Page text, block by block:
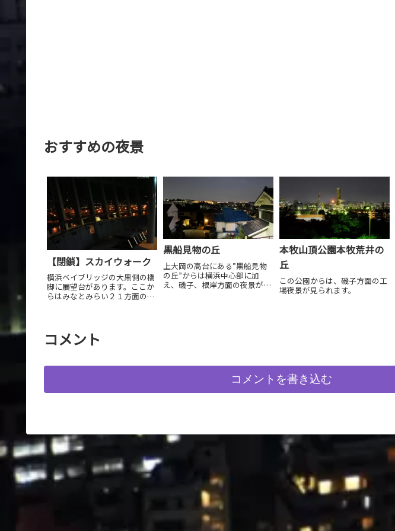
おすすめの夜景
【閉鎖】スカイウォーク
横浜ベイブリッジの大黒側の橋
脚に展望台があります。ここか
らはみなとみらい２１方面の夜
黒船見物の丘
上大岡の高台にある”黒船見物
の丘”からは横浜中心部に加
え、磯子、根岸方面の夜景が見
本牧山頂公園本牧荒井の
丘
この公園からは、磯子方面の工
場夜景が見られます。
コメント
コメントを書き込む